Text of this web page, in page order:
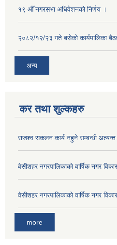
१९ औँ नगरसभा अधिवेशनको निर्णय ।
२०८२/१२/२३ गते बसेको कार्यपालिका
अन्य
कर तथा शुल्कहरु
राजश्व सकलन कार्य नहुने सम्बन्धी
वेसीशहर नगरपालिकाको वार्षिक नगर
वेसीशहर नगरपालिकाको वार्षिक नगर
more